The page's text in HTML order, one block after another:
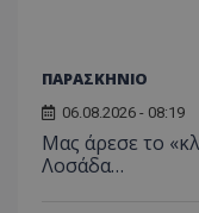
ΠΑΡΑΣΚΗΝΙΟ
06.08.2026 - 08:19
Μας άρεσε το
Λοσάδα…